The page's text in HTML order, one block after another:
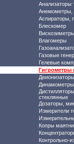
Анализаторы
Анемометры,
Аспираторы,
Блескомер
Влагомеры
Газовые
Гелевые
Гигрометры
Динамометры
стеклянные
Дозаторы,
Измерители
Копры
Контрольно-